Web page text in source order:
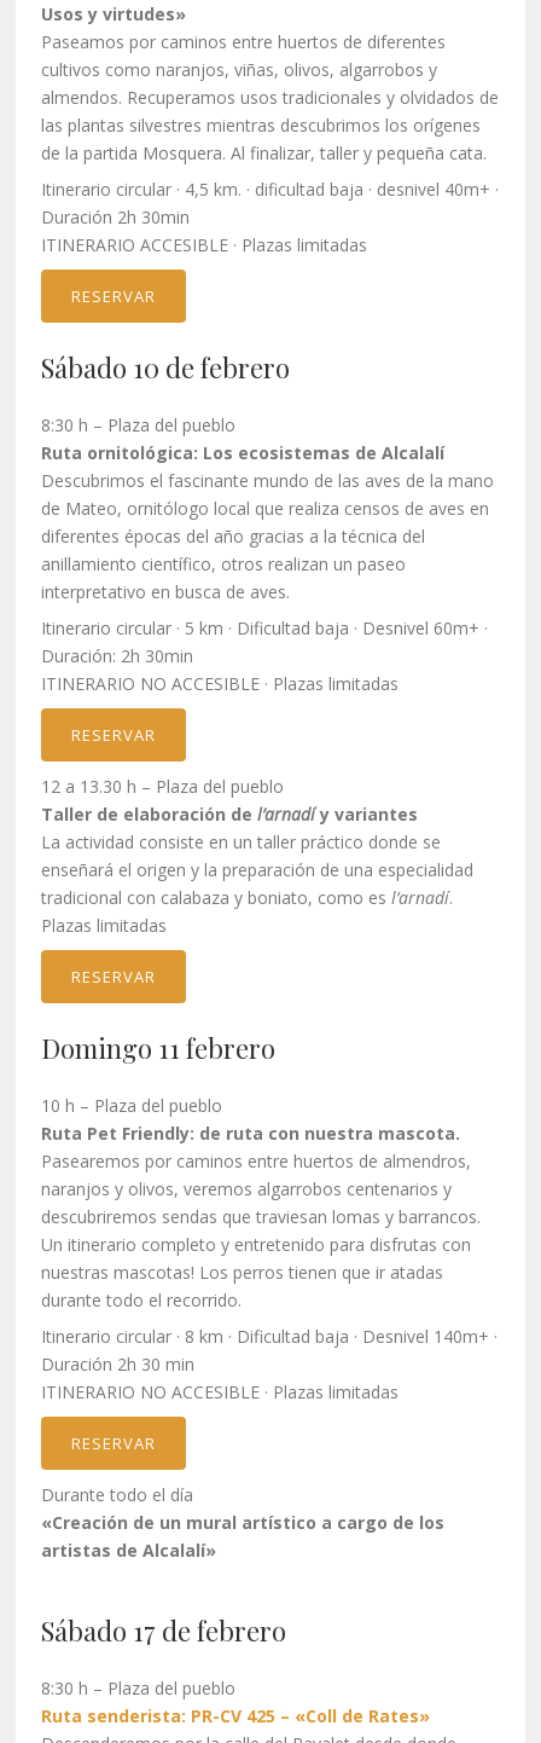
Usos y virtudes»
Paseamos por caminos entre huertos de diferentes
cultivos como naranjos, viñas, olivos, algarrobos y
almendos. Recuperamos usos tradicionales y olvidados de
las plantas silvestres mientras descubrimos los orígenes
de la partida Mosquera. Al finalizar, taller y pequeña cata.
Itinerario circular · 4,5 km. · dificultad baja · desnivel 40m+ ·
Duración 2h 30min
ITINERARIO ACCESIBLE · Plazas limitadas
RESERVAR
Sábado 10 de febrero
8:30 h – Plaza del pueblo
Ruta ornitológica: Los ecosistemas de Alcalalí
Descubrimos el fascinante mundo de las aves de la mano
de Mateo, ornitólogo local que realiza censos de aves en
diferentes épocas del año gracias a la técnica del
anillamiento científico, otros realizan un paseo
interpretativo en busca de aves.
Itinerario circular · 5 km · Dificultad baja · Desnivel 60m+ ·
Duración: 2h 30min
ITINERARIO NO ACCESIBLE · Plazas limitadas
RESERVAR
12 a 13.30 h – Plaza del pueblo
Taller de elaboración del’arnadíy variantes
La actividad consiste en un taller práctico donde se
enseñará el origen y la preparación de una especialidad
tradicional con calabaza y boniato, como esl’arnadí.
Plazas limitadas
RESERVAR
Domingo 11 febrero
10 h – Plaza del pueblo
Ruta Pet Friendly: de ruta con nuestra mascota.
Pasearemos por caminos entre huertos de almendros,
naranjos y olivos, veremos algarrobos centenarios y
descubriremos sendas que traviesan lomas y barrancos.
Un itinerario completo y entretenido para disfrutas con
nuestras mascotas! Los perros tienen que ir atadas
durante todo el recorrido.
Itinerario circular · 8 km · Dificultad baja · Desnivel 140m+ ·
Duración 2h 30 min
ITINERARIO NO ACCESIBLE · Plazas limitadas
RESERVAR
Durante todo el día
«Creación de un mural artístico a cargo de los
artistas de Alcalalí»
Sábado 17 de febrero
8:30 h – Plaza del pueblo
Ruta senderista: PR-CV 425 – «Coll de Rates»